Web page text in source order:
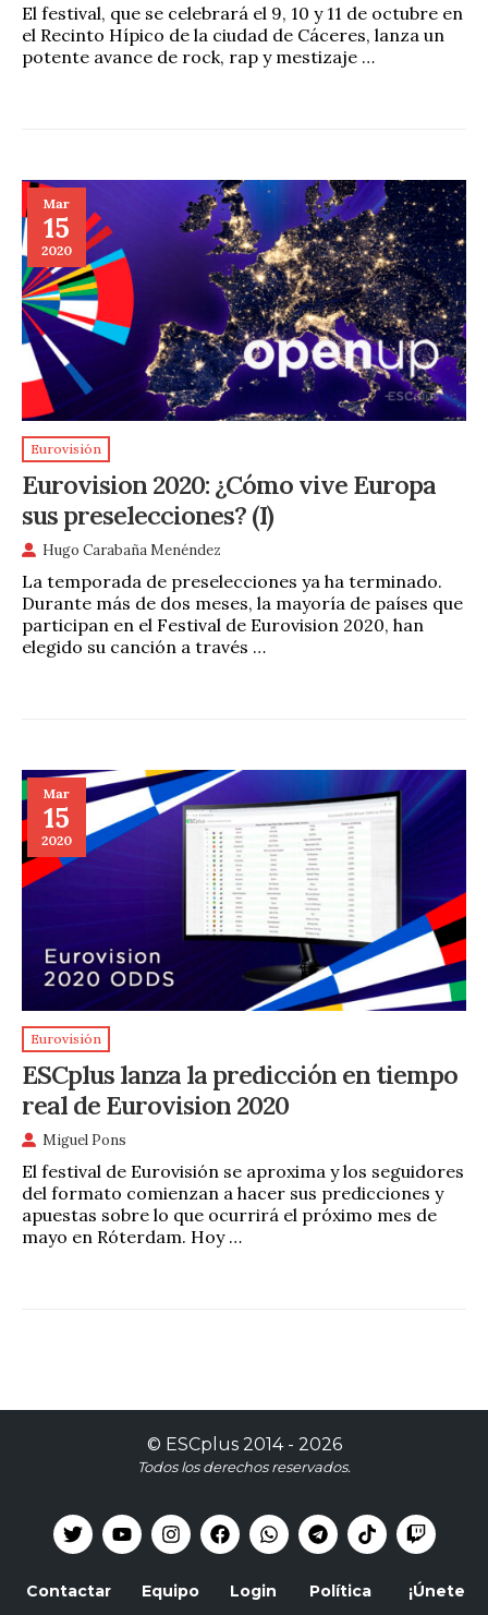
El festival, que se celebrará el 9, 10 y 11 de octubre en
el Recinto Hípico de la ciudad de Cáceres, lanza un
potente avance de rock, rap y mestizaje …
Mar
15
2020
Eurovisión
Eurovision 2020: ¿Cómo vive Europa
sus preselecciones? (I)
Hugo Carabaña Menéndez
La temporada de preselecciones ya ha terminado.
Durante más de dos meses, la mayoría de países que
participan en el Festival de Eurovision 2020, han
elegido su canción a través …
Mar
15
2020
Eurovisión
ESCplus lanza la predicción en tiempo
real de Eurovision 2020
Miguel Pons
El festival de Eurovisión se aproxima y los seguidores
del formato comienzan a hacer sus predicciones y
apuestas sobre lo que ocurrirá el próximo mes de
mayo en Róterdam. Hoy …
© ESCplus2014 - 2026
Todos los derechos reservados.
Contactar Equipo Login Política ¡Únete